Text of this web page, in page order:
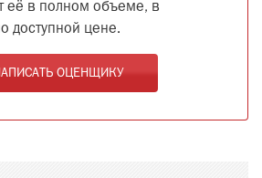
её в полном объеме, в
доступной цене.
ОЦЕНЩИКУ